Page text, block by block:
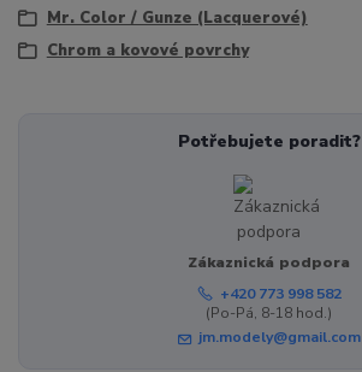
Mr. Color / Gunze (Lacquerové)
Chrom a kovové povrchy
Potřebujete poradit?
Zákaznická podpora
+420 773 998 582
(Po-Pá, 8-18 hod.)
jm.modely@gmail.com